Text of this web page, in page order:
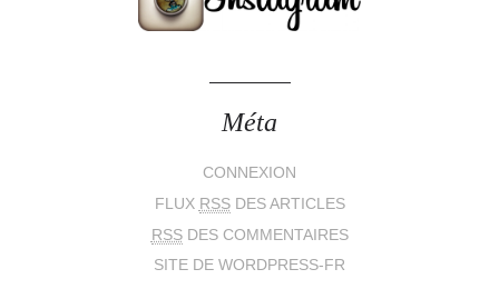
Méta
CONNEXION
FLUX RSSDES ARTICLES
RSSDES COMMENTAIRES
SITE DE WORDPRESS-FR